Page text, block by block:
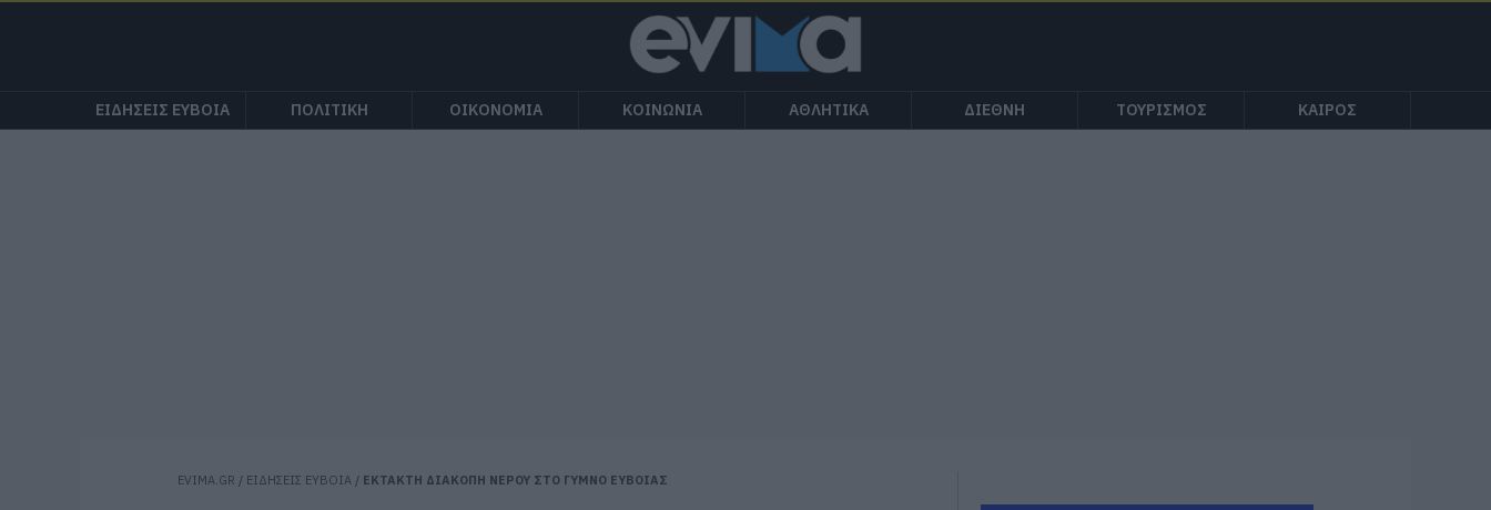
ΕΙΔΗΣΕΙΣ ΕΥΒΟΙΑ ΠΟΛΙΤΙΚΗ ΟΙΚΟΝΟΜΙΑ ΚΟΙΝΩΝΙΑ ΑΘΛΗΤΙΚΑ ΔΙΕΘΝΗ ΤΟΥΡΙΣΜΟΣ ΚΑΙΡΟΣ
EVIMA.GR / ΕΙΔΗΣΕΙΣ ΕΥΒΟΙΑ / ΕΚΤΑΚΤΗ ΔΙΑΚΟΠΗ ΝΕΡΟΥ ΣΤΟ ΓΥΜΝΟ ΕΥΒΟΙΑΣ